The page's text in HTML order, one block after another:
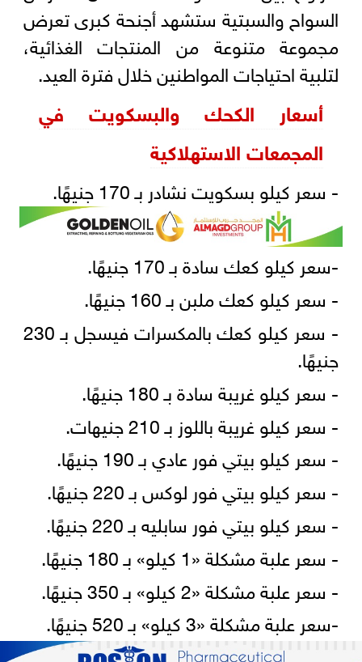
السواح والسبتية ستشهد أجنحة كبرى تعرض
مجموعة متنوعة من المنتجات الغذائية،
لتلبية احتياجات المواطنين خلال فترة العيد.
أسعار الكحك والبسكويت في
المجمعات الاستهلاكية
- سعر كيلو بسكويت نشادر بـ 170 جنيهًا.
-سعر كيلو كعك سادة بـ 170 جنيهًا.
- سعر كيلو كعك ملبن بـ 160 جنيهًا.
- سعر كيلو كعك بالمكسرات فيسجل بـ 230
جنيهًا.
- سعر كيلو غريبة سادة بـ 180 جنيهًا.
- سعر كيلو غريبة باللوز بـ 210 جنيهات.
- سعر كيلو بيتي فور عادي بـ 190 جنيهًا.
- سعر كيلو بيتي فور لوكس بـ 220 جنيهًا.
- سعر كيلو بيتي فور سابليه بـ 220 جنيهًا.
- سعر علبة مشكلة «1 كيلو» بـ 180 جنيهًا.
- سعر علبة مشكلة «2 كيلو» بـ 350 جنيهًا.
-سعر علبة مشكلة «3 كيلو» بـ 520 جنيهًا.